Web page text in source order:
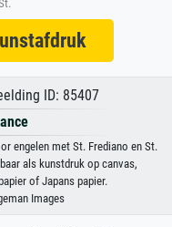
ID: 85407
engelen met St. Frediano en St.
als kunstdruk op canvas,
of Japans papier.
Images